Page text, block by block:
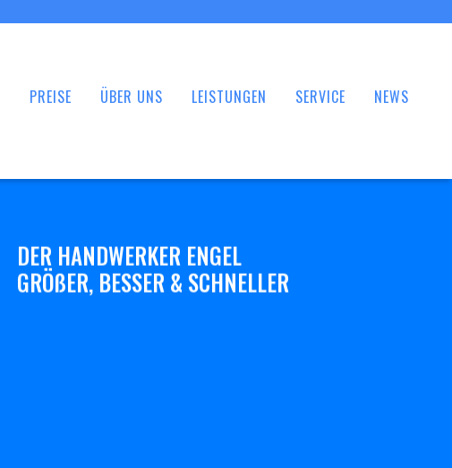
PREISE ÜBER UNS LEISTUNGEN SERVICE NEWS
DER HANDWERKER ENGEL
GRÖßER, BESSER & SCHNELLER